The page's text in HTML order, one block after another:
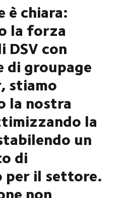
è chiara:
la forza
DSV con
di groupage
stiamo
la nostra
la
un
di
il settore.
non